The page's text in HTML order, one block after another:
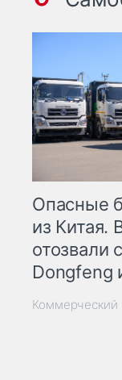
Опасные
из Китая.
отозвали
Dongfeng
Коммерческий